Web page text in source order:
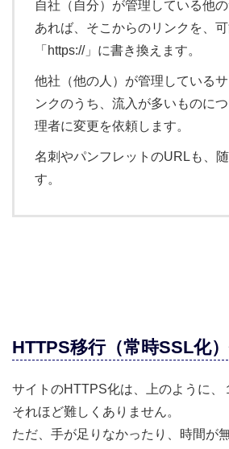
自社（自分）が管理している他
あれば、そこからのリンクを、
「https://」に書き換えます。
他社（他の人）が管理している
ンクのうち、流入が多いものに
理者に変更を依頼します。
名刺やパンフレットのURLも、
す。
HTTPS移行（常時SSL化
サイトのHTTPS化は、上のように、
それほど難しくありません。
ただ、手が足りなかったり、時間が